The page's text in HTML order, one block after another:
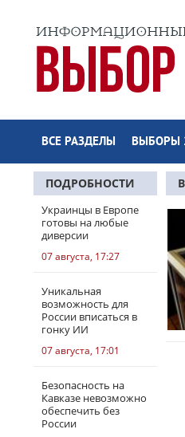
ВСЕ РАЗДЕЛЫ ВЫБОРЫ
ПОДРОБНОСТИ
Украинцы в Европе
готовы на любые
диверсии
07 августа, 17:27
Уникальная
возможность для
России вписаться в
гонку ИИ
07 августа, 17:01
Безопасность на
Кавказе невозможно
обеспечить без
России